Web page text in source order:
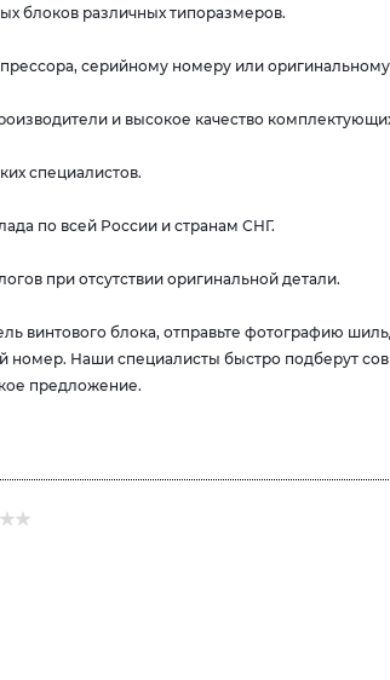
блоков различных типоразмеров.
серийному номеру или оригинальному
и высокое качество
специалистов.
по всей России и странам СНГ.
при отсутствии оригинальной детали.
винтового блока, отправьте фотографию
номер. Наши специалисты быстро подберут
предложение.